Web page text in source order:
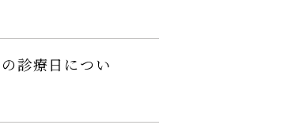
診療日につい